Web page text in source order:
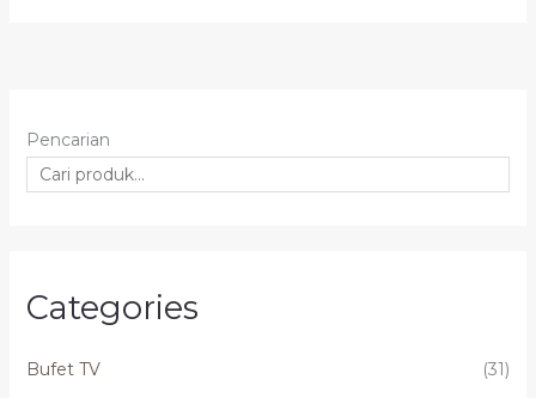
Pencarian
Categories
Bufet TV
(31)